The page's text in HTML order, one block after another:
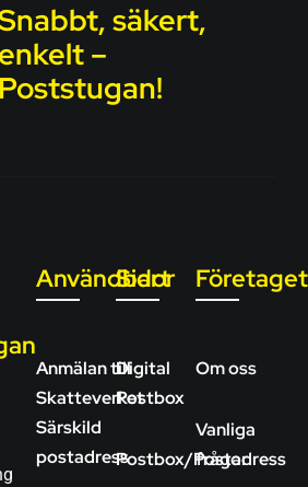
säkert,
enkelt –
Poststugan!
Användbart
Anmälan till
Skatteverket
Särskild
postadress
Sidor
Digital
Postbox
Postbox/Postadress
Företaget
Om oss
Vanliga
frågor